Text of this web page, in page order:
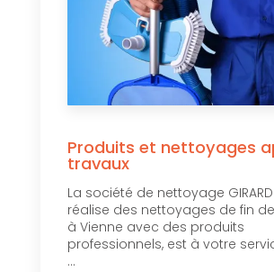
Produits et nettoyages
travaux
La société de nettoyage
réalise des nettoyages de fin
à Vienne avec des produits
professionnels, est à votre
...